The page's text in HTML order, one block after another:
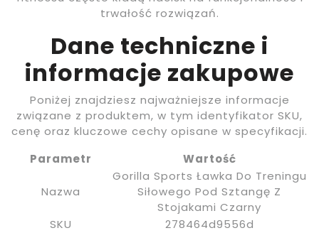
trwałość rozwiązań.
Dane techniczne i
informacje zakupowe
Poniżej znajdziesz najważniejsze informacje
związane z produktem, w tym identyfikator SKU,
cenę oraz kluczowe cechy opisane w specyfikacji.
Parametr
Wartość
Nazwa
Gorilla Sports Ławka Do Treningu
Siłowego Pod Sztangę Z
Stojakami Czarny
SKU
278464d9556d